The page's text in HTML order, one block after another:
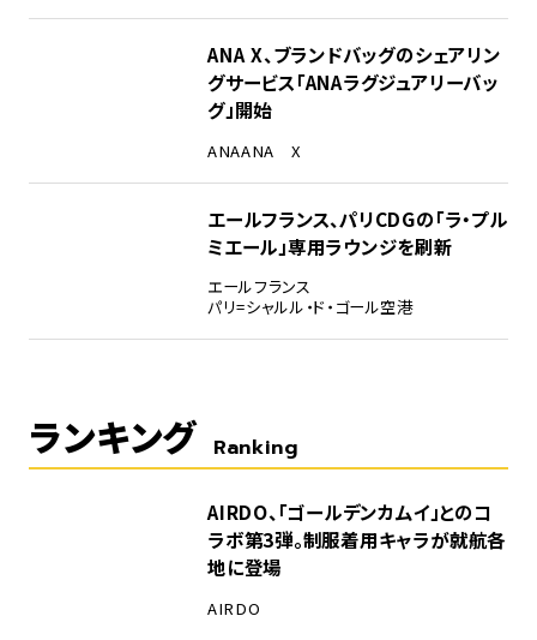
ANA X、ブランドバッグのシェアリン
グサービス「ANAラグジュアリーバッ
グ」開始
ANAANA X
エールフランス、パリCDGの「ラ・プル
ミエール」専用ラウンジを刷新
エールフランス
パリ=シャルル・ド・ゴール空港
ランキング Ranking
AIRDO、「ゴールデンカムイ」とのコ
ラボ第3弾。制服着用キャラが就航各
地に登場
AIRDO